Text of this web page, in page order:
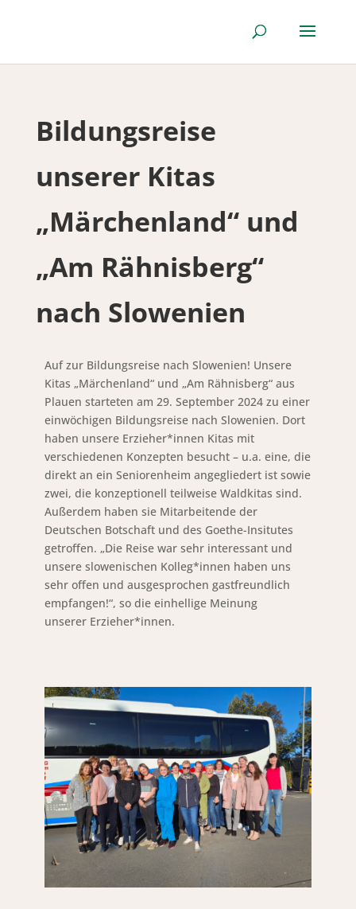
Bildungsreise
unserer Kitas
„Märchenland“ und
„Am Rähnisberg“
nach Slowenien
Auf zur Bildungsreise nach Slowenien! Unsere
Kitas „Märchenland“ und „Am Rähnisberg“ aus
Plauen starteten am 29. September 2024 zu einer
einwöchigen Bildungsreise nach Slowenien. Dort
haben unsere Erzieher*innen Kitas mit
verschiedenen Konzepten besucht – u.a. eine, die
direkt an ein Seniorenheim angegliedert ist sowie
zwei, die konzeptionell teilweise Waldkitas sind.
Außerdem haben sie Mitarbeitende der
Deutschen Botschaft und des Goethe-Insitutes
getroffen. „Die Reise war sehr interessant und
unsere slowenischen Kolleg*innen haben uns
sehr offen und ausgesprochen gastfreundlich
empfangen!“, so die einhellige Meinung
unserer Erzieher*innen.